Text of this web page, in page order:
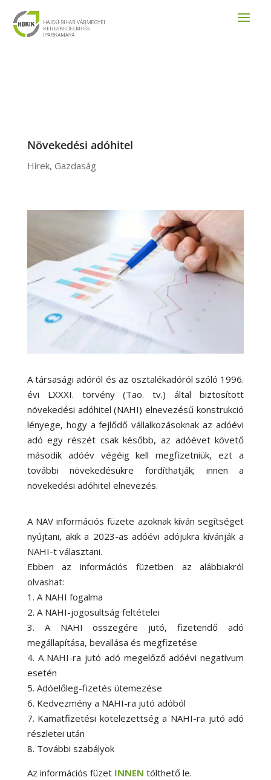
Növekedési adóhitel
Hírek, Gazdaság
A társasági adóról és az osztalékadóról szóló 1996.
évi LXXXI. törvény (Tao. tv.) által biztosított
növekedési adóhitel (NAHI) elnevezésű konstrukció
lényege, hogy a fejlődő vállalkozásoknak az adóévi
adó egy részét csak később, az adóévet követő
második adóév végéig kell megfizetniük, ezt a
további növekedésükre fordíthatják; innen a
növekedési adóhitel elnevezés.
A NAV információs füzete azoknak kíván segítséget
nyújtani, akik a 2023-as adóévi adójukra kívánják a
NAHI-t választani.
Ebben az információs füzetben az alábbiakról
olvashat:
1. A NAHI fogalma
2. A NAHI-jogosultság feltételei
3. A NAHI összegére jutó, fizetendő adó
megállapítása, bevallása és megfizetése
4. A NAHI-ra jutó adó megelőző adóévi negatívum
esetén
5. Adóelőleg-fizetés ütemezése
6. Kedvezmény a NAHI-ra jutó adóból
7. Kamatfizetési kötelezettség a NAHI-ra jutó adó
részletei után
8. További szabályok
Az információs füzet INNEN tölthető le.